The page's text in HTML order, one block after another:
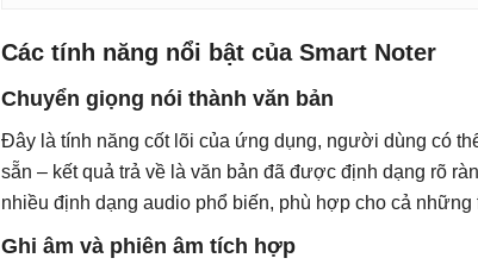
Các tính năng nổi bật của Smart Noter
Chuyển giọng nói thành văn bản
Đây là tính năng cốt lõi của ứng dụng, người dùng có
sẵn – kết quả trả về là văn bản đã được định dạng rõ
nhiều định dạng audio phổ biến, phù hợp cho cả
Ghi âm và phiên âm tích hợp